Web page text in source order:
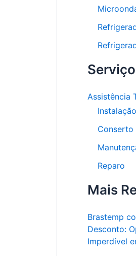
Assistência
Instalação
Conserto
Reparo
Mais
Brastemp
Desconto:
Imperdível